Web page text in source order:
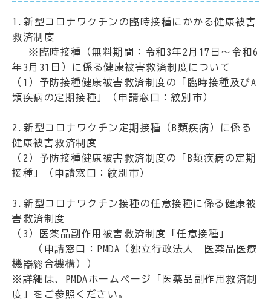
1.新型コロナワクチンの臨時接種にかかる健康被害
救済制度
※臨時接種（無料期間：令和3年2月17日～令和6
年3月31日）に係る健康被害救済制度について
（1）予防接種健康被害救済制度の「臨時接種及びA
類疾病の定期接種」（申請窓口：紋別市）
2.新型コロナワクチン定期接種（B類疾病）に係る
健康被害救済制度
（2）予防接種健康被害救済制度の「B類疾病の定期
接種」（申請窓口：紋別市）
3.新型コロナワクチン接種の任意接種に係る健康被
害救済制度
（3）医薬品副作用被害救済制度「任意接種」
（申請窓口：PMDA（独立行政法人 医薬品医療
機器総合機構））
※詳細は、PMDAホームページ「医薬品副作用救済制
度」をご参照ください。